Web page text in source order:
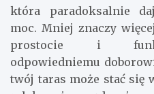
która paradoksalnie
moc. Mniej znaczy
prostocie i
odpowiedniemu
twój taras może stać się